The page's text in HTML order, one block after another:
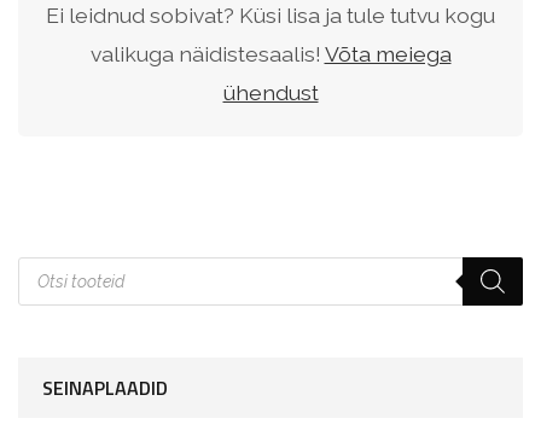
Ei leidnud sobivat? Küsi lisa ja tule tutvu kogu
valikuga näidistesaalis! Võta meiega
ühendust
SEINAPLAADID